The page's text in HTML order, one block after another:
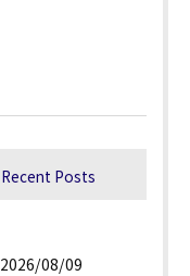
Recent Posts
2026/08/09